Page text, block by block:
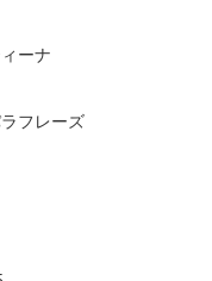
ーナ
フレーズ